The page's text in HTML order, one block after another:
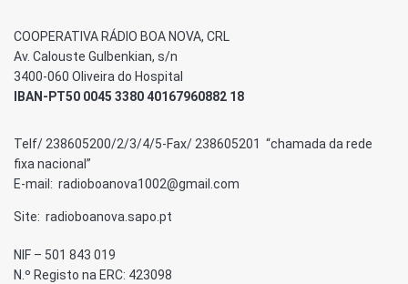
COOPERATIVA RÁDIO BOA NOVA, CRL
Av. Calouste Gulbenkian, s/n
3400-060 Oliveira do Hospital
IBAN-PT50 0045 3380 40167960882 18
Telf/ 238605200/2/3/4/5-Fax/ 238605201 “chamada da rede
fixa nacional”
E-mail: radioboanova1002@gmail.com
Site: radioboanova.sapo.pt
NIF – 501 843 019
N.º Registo na ERC: 423098